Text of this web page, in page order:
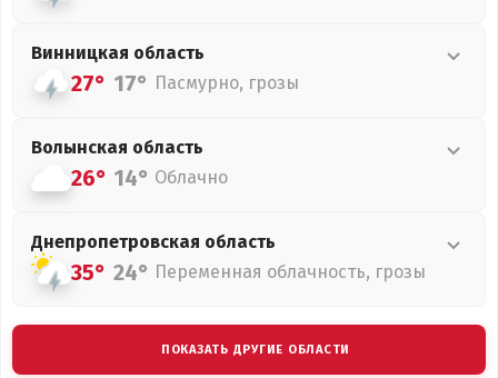
Винницкая область
27° 17° Пасмурно, грозы
Волынская область
26° 14° Облачно
Днепропетровская область
35° 24° Переменная облачность, грозы
ПОКАЗАТЬ ДРУГИЕ ОБЛАСТИ